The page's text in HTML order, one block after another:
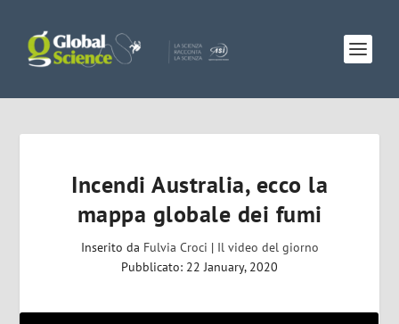
Incendi Australia, ecco la
mappa globale dei fumi
Inserito da Fulvia Croci | Il video del giorno
Pubblicato: 22 January, 2020